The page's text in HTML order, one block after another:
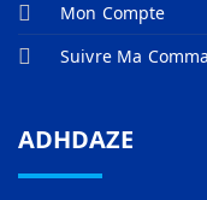
Mon Compte
Suivre Ma
ADHDAZE